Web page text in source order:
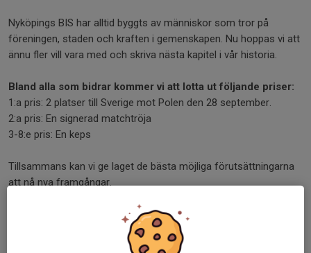
Nyköpings BIS har alltid byggts av människor som tror på
föreningen, staden och kraften i gemenskapen. Nu hoppas vi att
ännu fler vill vara med och skriva nästa kapitel i vår historia.
Bland alla som bidrar kommer vi att lotta ut följande priser:
1:a pris: 2 platser till Sverige mot Polen den 28 september.
2:a pris: En signerad matchtröja
3-8:e pris: En keps
Tillsammans kan vi ge laget de bästa möjliga förutsättningarna
att nå nya framgångar.
Insamlingssidan